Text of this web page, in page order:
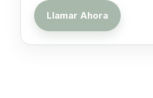
Llamar Ahora